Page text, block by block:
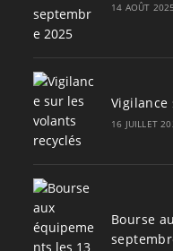
14 AOÛT 2025
Vigilance
16 JUILLET
Bourse